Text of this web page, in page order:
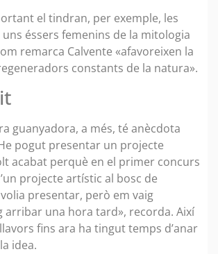
el tindran, per exemple, les
uns éssers femenins de la mitologia
remarca Calvente «afavoreixen la
constants de la natura».
guanyadora, a més, té anècdota
pogut presentar un projecte
acabat perquè en el primer concurs
projecte artístic al bosc de
volia presentar, però em vaig
arribar una hora tard», recorda. Així
fins ara ha tingut temps d’anar
idea.